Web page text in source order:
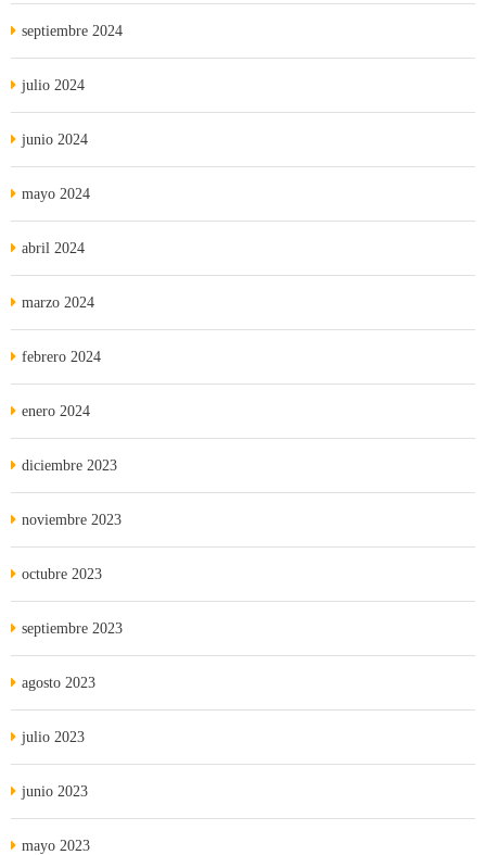
septiembre 2024
julio 2024
junio 2024
mayo 2024
abril 2024
marzo 2024
febrero 2024
enero 2024
diciembre 2023
noviembre 2023
octubre 2023
septiembre 2023
agosto 2023
julio 2023
junio 2023
mayo 2023